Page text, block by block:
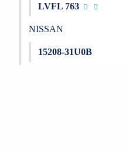
LVFL 763
NISSAN
15208-31U0B